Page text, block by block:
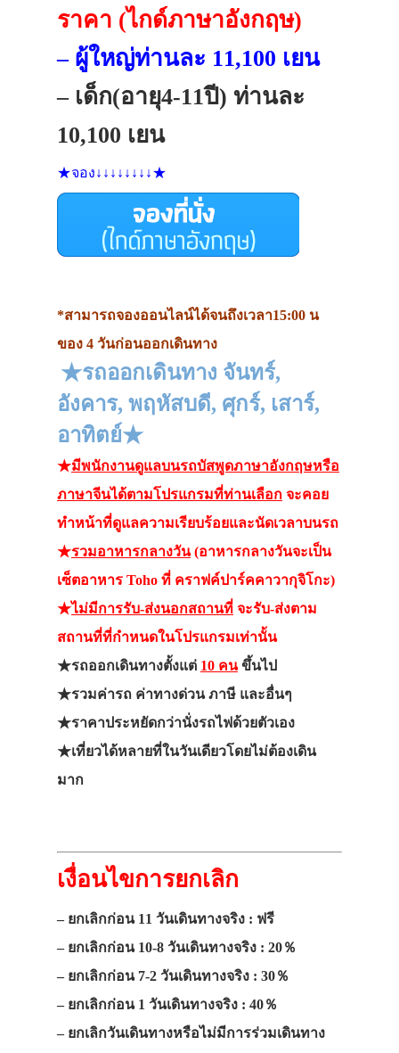
ราคา (ไกด์ภาษาอังกฤษ)
– ผู้ใหญ่ท่านละ 11,100 เยน
– เด็ก(อายุ4-11ปี) ท่านละ
10,100 เยน
★จอง↓↓↓↓↓↓↓↓★
*สามารถจองออนไลน์ได้จนถึงเวลา15:00 น
ของ 4 วันก่อนออกเดินทาง
★รถออกเดินทาง จันทร์,
อังคาร, พฤหัสบดี, ศุกร์, เสาร์,
อาทิตย์★
★มีพนักงานดูแลบนรถบัสพูดภาษาอังกฤษหรือ
ภาษาจีนได้ตามโปรแกรมที่ท่านเลือก จะคอย
ทำหน้าที่ดูแลความเรียบร้อยและนัดเวลาบนรถ
★รวมอาหารกลางวัน(อาหารกลางวันจะเป็น
เซ็ตอาหาร Toho ที่ คราฟค์ปาร์คคาวากุจิโกะ)
★ไม่มีการรับ-ส่งนอกสถานที่ จะรับ-ส่งตาม
สถานที่ที่กำหนดในโปรแกรมเท่านั้น
★รถออกเดินทางตั้งแต่ 10 คนขึ้นไป
★รวมค่ารถ ค่าทางด่วน ภาษี และอื่นๆ
★ราคาประหยัดกว่านั่งรถไฟด้วยตัวเอง
★เที่ยวได้หลายที่ในวันเดียวโดยไม่ต้องเดิน
มาก
เงื่อนไขการยกเลิก
– ยกเลิกก่อน 11 วันเดินทางจริง : ฟรี
– ยกเลิกก่อน 10-8 วันเดินทางจริง : 20％
– ยกเลิกก่อน 7-2 วันเดินทางจริง : 30％
– ยกเลิกก่อน 1 วันเดินทางจริง : 40％
– ยกเลิกวันเดินทางหรือไม่มีการร่วมเดินทาง